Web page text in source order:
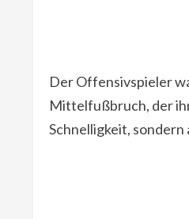
Der Offensivspieler
Mittelfußbruch, der
Schnelligkeit,